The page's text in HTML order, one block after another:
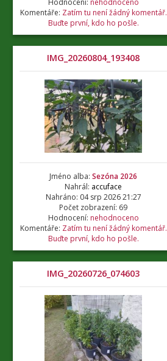
Hodnocení: nehodnoceno
Komentáře: Zatím tu není žádný komentář.
Buďte první, kdo ho pošle.
IMG_20260804_193408
Jméno alba: Sezóna 2026
Nahrál: accuface
Nahráno: 04 srp 2026 21:27
Počet zobrazení: 69
Hodnocení: nehodnoceno
Komentáře: Zatím tu není žádný komentář.
Buďte první, kdo ho pošle.
IMG_20260726_074603